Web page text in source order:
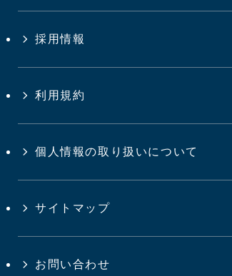
採用情報
利用規約
個人情報の取り扱いについて
サイトマップ
お問い合わせ